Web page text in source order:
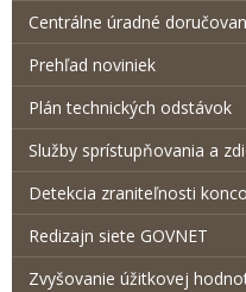
Centrálne úradné
Prehľad noviniek
Plán technických odstávok
Služby sprístupňovania a
Detekcia zraniteľnosti
Redizajn siete GOVNET
Zvyšovanie úžitkovej